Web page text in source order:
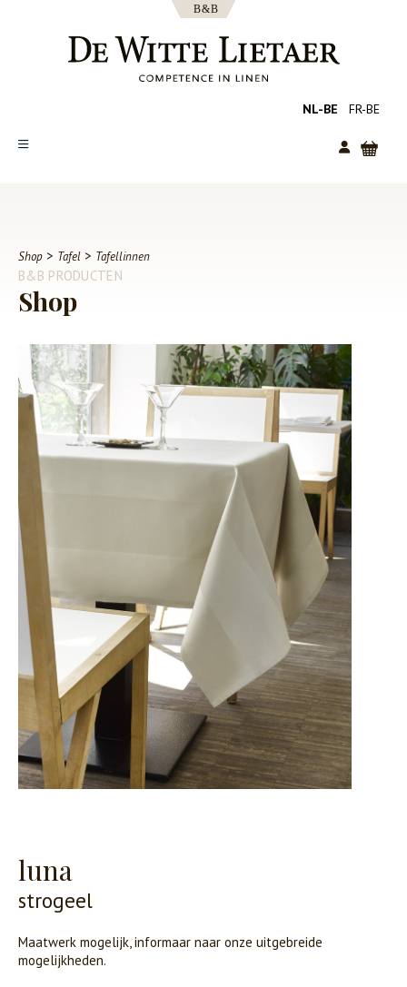
NL-BE FR-BE
OVER ONS
CATALOGUS
NIEUWS
TIPS
FAQ
CONTACT
Shop > Tafel > Tafellinnen
B&B PRODUCTEN
Shop
luna
strogeel
Maatwerk mogelijk, informaar naar onze uitgebreide
mogelijkheden.